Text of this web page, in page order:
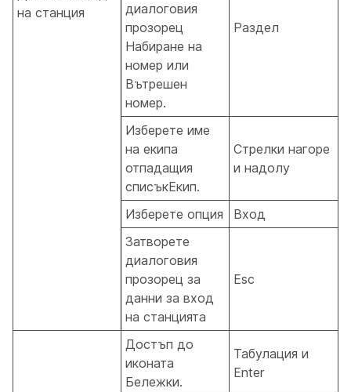
на станция
диалоговия
прозорец
Набиране на
номер или
Вътрешен
номер.
Раздел
Изберете име
на екипа
отпадащия
списъкЕкип.
Стрелки нагоре
и надолу
Изберете опция
Вход
Затворете
диалоговия
прозорец за
данни за вход
на станцията
Esc
Достъп до
иконата
Бележки.
Табулация и
Enter